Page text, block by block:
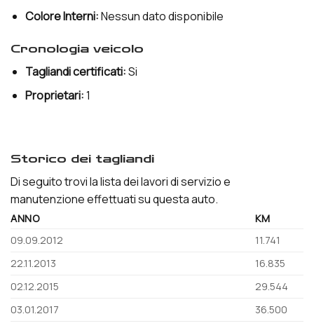
Colore Interni:Nessun dato disponibile
cronologia veicolo
Tagliandi certificati:Si
Proprietari:1
storico dei tagliandi
Di seguito trovi la lista dei lavori di servizio e
manutenzione effettuati su questa auto.
ANNO
KM
09.09.2012
11.741
22.11.2013
16.835
02.12.2015
29.544
03.01.2017
36.500